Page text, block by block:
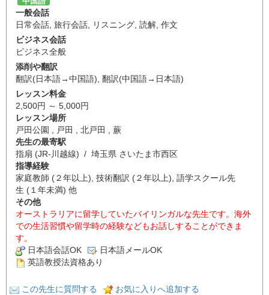
一般会話
日常会話, 旅行会話, リスニング, 読解, 作文
ビジネス会話
ビジネス全般
添削や翻訳
翻訳(日本語→中国語), 翻訳(中国語→日本語)
レッスン料金
2,500円 ～ 5,000円
レッスン場所
戸田公園 , 戸田 , 北戸田 , 蕨
先生の最寄駅
指扇 (JR-川越線) / 埼玉県 さいたま市西区
指導経験
家庭教師 (２年以上), 技術翻訳 (２年以上), 語学スクール先
生 (１年未満) 他
その他
オーストラリアに留学していたバイリンガルな先生です。海外
での生活習慣や留学時の経験などもお話しすることができま
す。
日本語会話OK
日本語メールOK
英語教授法資格あり
この先生に質問する
お気に入りへ追加する